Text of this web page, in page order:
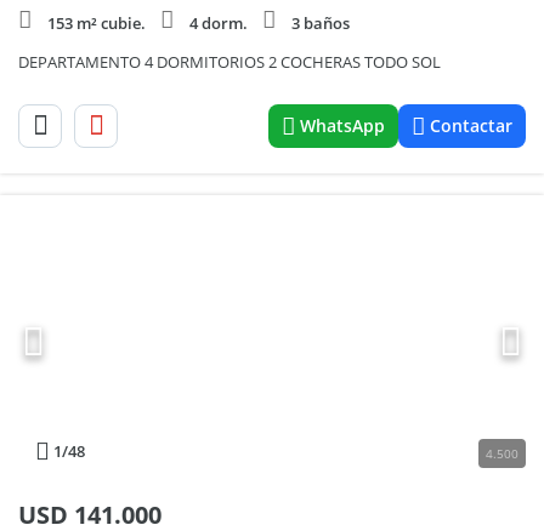
153 m² cubie.
4 dorm.
3 baños
DEPARTAMENTO 4 DORMITORIOS 2 COCHERAS TODO SOL
WhatsApp Contactar
1/48 4.500
USD 141.000